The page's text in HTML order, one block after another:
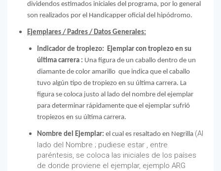
dividendos estimados iniciales del programa, por lo general
son realizados por el Handicapper oficial del hipódromo.
Ejemplares / Padres / Datos Generales:
Indicador de tropiezo: Ejemplar con tropiezo en su
última carrera : Una figura de un caballo dentro de un
diamante de color amarillo que indica que el caballo
tuvo algún tipo de tropiezo en su última carrera. La
figura se coloca justo al lado del nombre del ejemplar
para determinar rápidamente que el ejemplar sufrió
tropiezos en su última carrera.
Nombre del Ejemplar: el cual es resaltado en Negrilla (Al
lado del Nombre ; pudiese estar , entre
paréntesis, se coloca las iniciales de los países
de donde proviene el ejemplar, ejemplo ARG